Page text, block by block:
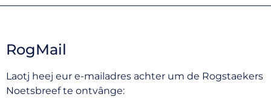
RogMail
Laotj heej eur e-mailadres achter um de Rogstaekers
Noetsbreef te ontvânge: